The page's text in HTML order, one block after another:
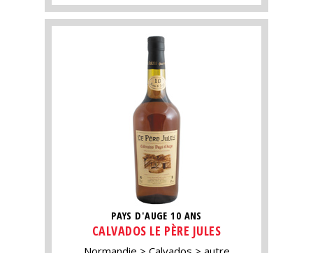
PAYS D'AUGE 10 ANS
CALVADOS LE PÈRE JULES